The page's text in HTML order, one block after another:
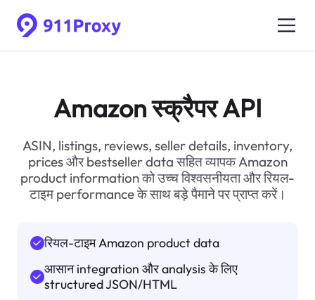
Amazon स्क्रैपर API
ASIN, listings, reviews, seller details, inventory,
prices और bestseller data सहित व्यापक Amazon
product information को उच्च विश्वसनीयता और रियल-
टाइम performance के साथ बड़े पैमाने पर प्राप्त करें।
रियल-टाइम Amazon product data
आसान integration और analysis के लिए
structured JSON/HTML